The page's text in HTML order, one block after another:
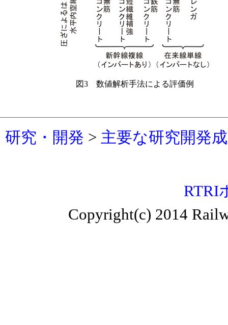
図3 数値解析手法による評価例
研究・開発 > 主要な研究開発
RTRI
Copyright(c) 2014